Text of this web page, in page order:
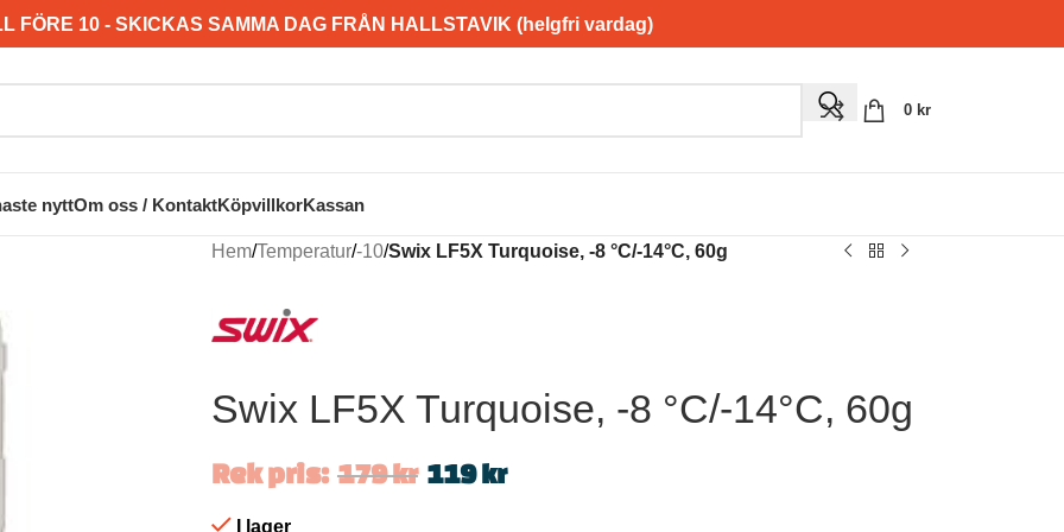
FÖRE 10 - SKICKAS SAMMA DAG FRÅN HALLSTAVIK (helgfri vardag)
0 kr
nyttOm oss / KontaktKöpvillkorKassan
Hem/Temperatur/-10/Swix LF5X Turquoise, -8 °C/-14°C, 60g
Swix LF5X Turquoise, -8 °C/-14°C, 60g
Rek pris: 179kr 119kr
I lager